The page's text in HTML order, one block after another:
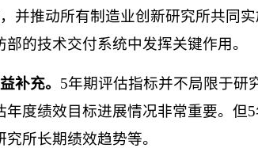
并推动所有制造业创新研究所共同实
的技术交付系统中发挥关键作用。
补充。 5年期评估指标并不局限于研
度绩效目标进展情况非常重要。但5
所长期绩效趋势等。